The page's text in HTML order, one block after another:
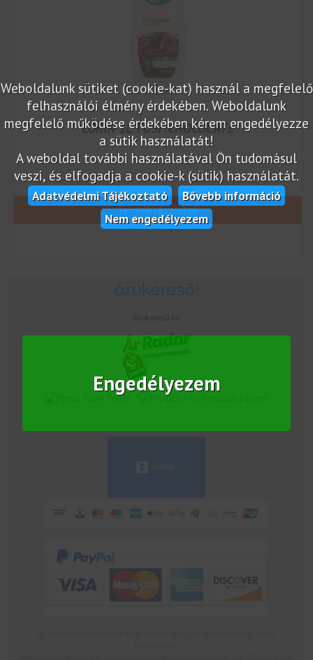
LORIN 1L TUSF.CHOCOLATE
Termék részletek
Weboldalunk sütiket (cookie-kat) használ a megfelelő
felhasználói élmény érdekében. Weboldalunk
megfelelő működése érdekében kérem engedélyezze
a sütik használatát!
A weboldal további használatával Ön tudomásul
veszi, és elfogadja a cookie-k (sütik) használatát.
Adatvédelmi Tájékoztató
Bővebb információ
Nem engedélyezem
Engedélyezem